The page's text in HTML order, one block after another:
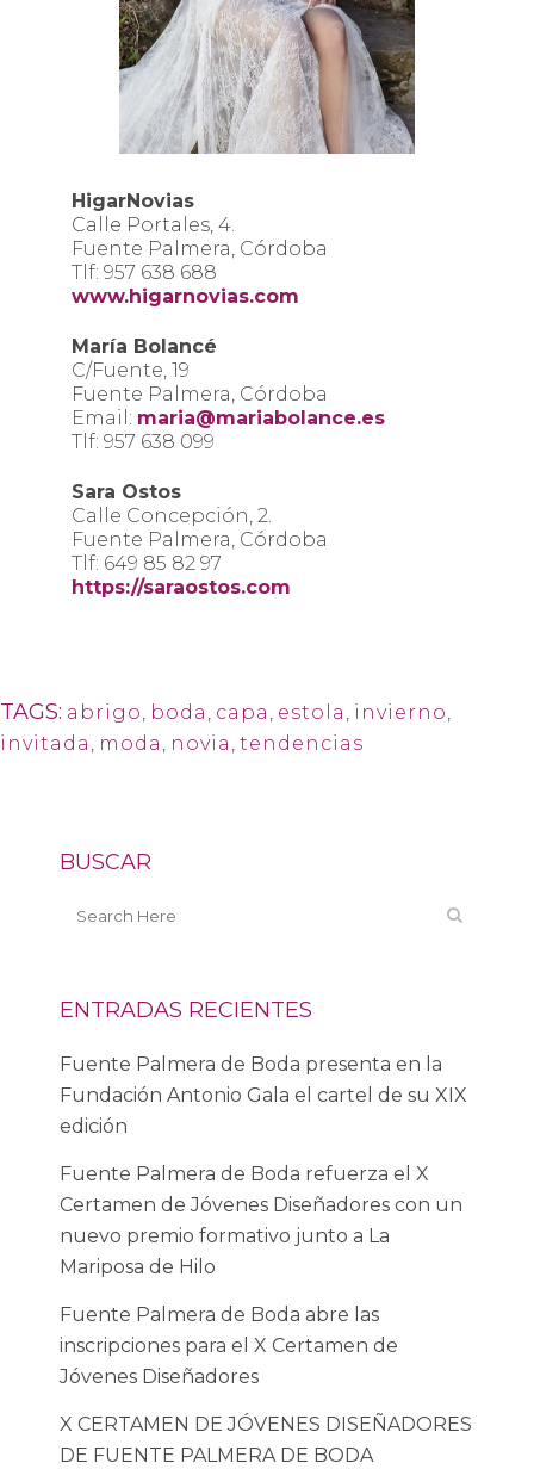
HigarNovias
Calle Portales, 4.
Fuente Palmera, Córdoba
Tlf: 957 638 688
www.higarnovias.com
María Bolancé
C/Fuente, 19
Fuente Palmera, Córdoba
Email: maria@mariabolance.es
Tlf: 957 638 099
Sara Ostos
Calle Concepción, 2.
Fuente Palmera, Córdoba
Tlf: 649 85 82 97
https://saraostos.com
TAGS: abrigo, boda , capa , estola , invierno,
invitada , moda , novia , tendencias
BUSCAR
ENTRADAS RECIENTES
Fuente Palmera de Boda presenta en la
Fundación Antonio Gala el cartel de su XIX
edición
Fuente Palmera de Boda refuerza el X
Certamen de Jóvenes Diseñadores con un
nuevo premio formativo junto a La
Mariposa de Hilo
Fuente Palmera de Boda abre las
inscripciones para el X Certamen de
Jóvenes Diseñadores
X CERTAMEN DE JÓVENES DISEÑADORES
DE FUENTE PALMERA DE BODA